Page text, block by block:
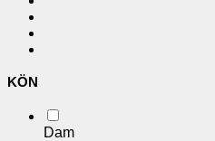
KÖN
Dam